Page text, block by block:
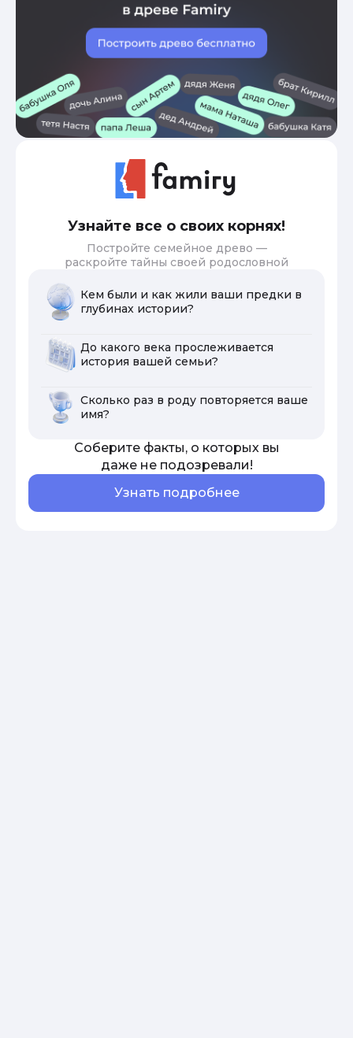
Узнайте все о своих корнях!
Постройте семейное древо —
раскройте тайны своей родословной
Кем были и как жили ваши предки в
глубинах истории?
До какого века прослеживается
история вашей семьи?
Сколько раз в роду повторяется ваше
имя?
Соберите факты, о которых вы
даже не подозревали!
Узнать подробнее